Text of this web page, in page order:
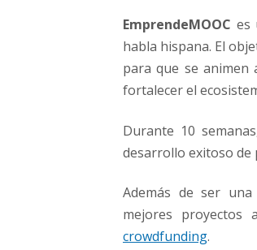
i
t
o
p
a
a
e
p
e
n
EmprendeMOOC es
habla hispana. El
para que se animen
fortalecer el
Durante 10
desarrollo exitoso de
Además de ser
mejores proyectos
crowdfunding.